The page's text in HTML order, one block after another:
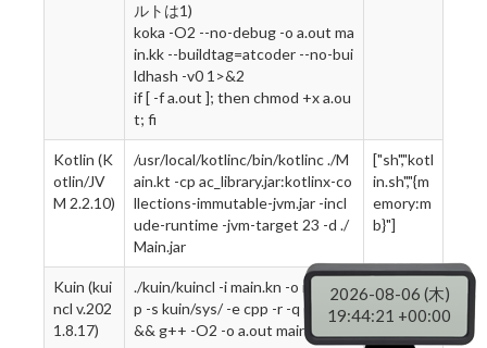
ルトは1)
koka -O2 --no-debug -o a.out ma
in.kk --buildtag=atcoder --no-bui
ldhash -v0 1>&2
if [ -f a.out ]; then chmod +x a.ou
t; fi
Kotlin (K
otlin/JV
M 2.2.10)
/usr/local/kotlinc/bin/kotlinc ./M
ain.kt -cp ac_library.jar:kotlinx-co
llections-immutable-jvm.jar -incl
ude-runtime -jvm-target 23 -d ./
Main.jar
["sh","kotl
in.sh","{m
emory:m
b}"]
Kuin (kui
ncl v.202
1.8.17)
./kuin/kuincl -i main.kn -o main.cp
p -s kuin/sys/ -e cpp -r -q 1>&2
&& g++ -O2 -o a.out main.cpp
["./a.out"]
2026-08-06 (木)
19:44:22 +00:00